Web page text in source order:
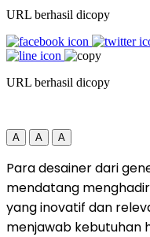
URL berhasil dicopy
URL berhasil dicopy
A A A
Para desainer dari
mendatang
yang inovatif dan
menjawab kebutuhan